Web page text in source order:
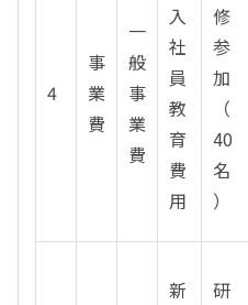
4
事
業
費
一
般
事
業
費
入
社
員
教
育
費
用
修
参
加
（
40
名
）
新
研